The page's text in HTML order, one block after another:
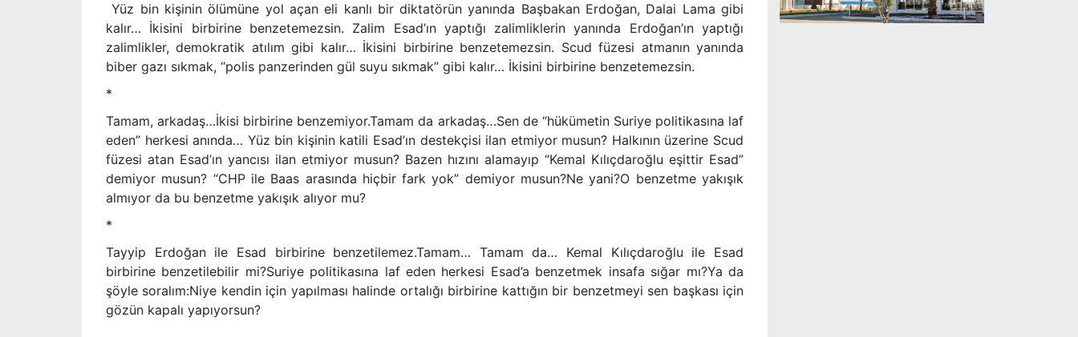
Yüz bin kişinin ölümüne yol açan eli kanlı bir diktatörün yanında Başbakan Erdoğan, Dalai Lama gibi
kalır… İkisini birbirine benzetemezsin. Zalim Esad’ın yaptığı zalimliklerin yanında Erdoğan’ın yaptığı
zalimlikler, demokratik atılım gibi kalır… İkisini birbirine benzetemezsin. Scud füzesi atmanın yanında
biber gazı sıkmak, “polis panzerinden gül suyu sıkmak” gibi kalır… İkisini birbirine benzetemezsin.
*
Tamam, arkadaş…İkisi birbirine benzemiyor.Tamam da arkadaş…Sen de “hükümetin Suriye politikasına laf
eden” herkesi anında… Yüz bin kişinin katili Esad’ın destekçisi ilan etmiyor musun? Halkının üzerine Scud
füzesi atan Esad’ın yancısı ilan etmiyor musun? Bazen hızını alamayıp “Kemal Kılıçdaroğlu eşittir Esad”
demiyor musun? “CHP ile Baas arasında hiçbir fark yok” demiyor musun?Ne yani?O benzetme yakışık
almıyor da bu benzetme yakışık alıyor mu?
*
Tayyip Erdoğan ile Esad birbirine benzetilemez.Tamam… Tamam da… Kemal Kılıçdaroğlu ile Esad
birbirine benzetilebilir mi?Suriye politikasına laf eden herkesi Esad’a benzetmek insafa sığar mı?Ya da
şöyle soralım:Niye kendin için yapılması halinde ortalığı birbirine kattığın bir benzetmeyi sen başkası için
gözün kapalı yapıyorsun?